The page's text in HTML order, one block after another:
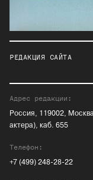
РЕДАКЦИЯ САЙТА
Адрес редакции:
Россия, 119002,
актера), каб. 655
Телефон:
+7 (499) 248-28-22